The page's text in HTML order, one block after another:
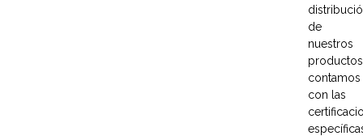
de
nuestros
contamos
con las